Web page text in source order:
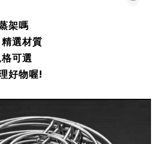
架嗎
選材質
可選
好物喔!